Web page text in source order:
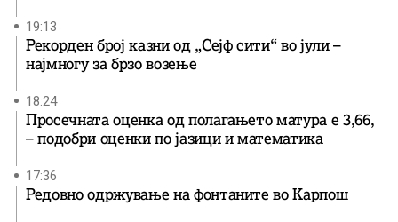
19:13
Рекорден број казни од „Сејф сити“ во јули –
најмногу за брзо возење
18:24
Просечната оценка од полагањето матура е 3,66,
– подобри оценки по јазици и математика
17:36
Редовно одржување на фонтаните во Карпош